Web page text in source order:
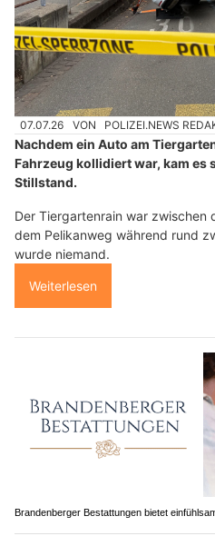
07.07.26 VON POLIZEI.NEWS
Nachdem ein Auto am
Fahrzeug kollidiert war, kam es
Stillstand.
Der Tiergartenrain war zwischen
dem Pelikanweg während rund
wurde niemand.
Weiterlesen
Brandenberger Bestattungen bietet